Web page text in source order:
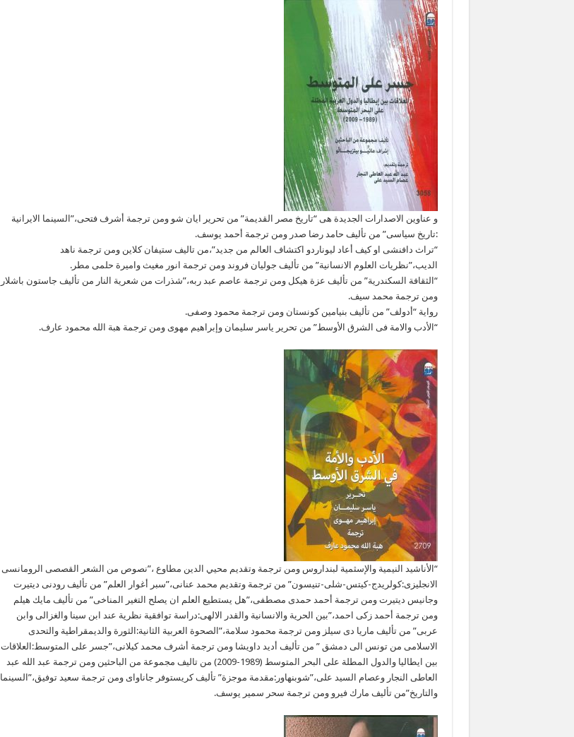
و عناوين الاصدارات الجديدة هى “تاريخ مصر القديمة” من تحرير ايان شو ومن ترجمة أشرف فتحى،”السينما الايرانية
:تاريخ سياسى” من تأليف حامد رضا صدر ومن ترجمة أحمد يوسف.
“تراث دافنشى او كيف أعاد ليوناردو اكتشاف العالم من جديد”،من تاليف ستيفان كلاين ومن ترجمة ناهد
الديب،”نظريات العلوم الانسانية” من تأليف جوليان فروند ومن ترجمة انور مغيث واميرة حلمى مطر.
“الثقافة السكندرية” من تأليف عزة هيكل ومن ترجمة عاصم عبد ربه،”شذرات من شعرية النار من تأليف جاستون باشلار
ومن ترجمة محمد سيف.
رواية “أدولف” من تأليف بنيامين كونستان ومن ترجمة محمود وصفى.
“الأدب والامة فى الشرق الأوسط” من تحرير ياسر سليمان وإبراهيم مهوى ومن ترجمة هبة الله محمود عارف.
“الأناشيد النيمية والإسثمية لبنداروس ومن ترجمة وتقديم محيي الدين مطاوع ،”نصوص من الشعر القصصى الرومانسى
الانجليزى:كولريدج-كيتس-شلى-تنيسون” من ترجمة وتقديم محمد عنانى،”سبر أغوار العلم” من تأليف رودنى ديتيرت
وجانيس ديتيرت ومن ترجمة أحمد حمدى مصطفى،”هل يستطيع العلم ان يصلح التغير المناخى” من تأليف مايك هيلم
ومن ترجمة أحمد زكى احمد،”بين الحرية والانسانية والقدر الالهى:دراسة توافقية نظرية عند ابن سينا والغزالى وابن
عربى” من تأليف ماريا دى سيلز ومن ترجمة محمود سلامة،”الصحوة العربية الثانية:الثورة والديمقراطية والتحدى
الاسلامى من تونس الى دمشق ” من تأليف أديد داويشا ومن ترجمة أشرف محمد كيلانى،”جسر على المتوسط:العلاقات
بين ايطاليا والدول المطلة على البحر المتوسط (1989-2009) من تاليف مجموعة من الباحثين ومن ترجمة عبد الله عبد
العاطى النجار وعصام السيد على،”شوبنهاور:مقدمة موجزة” تأليف كريستوفر جاناواى ومن ترجمة سعيد توفيق،”السينما
والتاريخ”من تأليف مارك فيرو ومن ترجمة سحر سمير يوسف.